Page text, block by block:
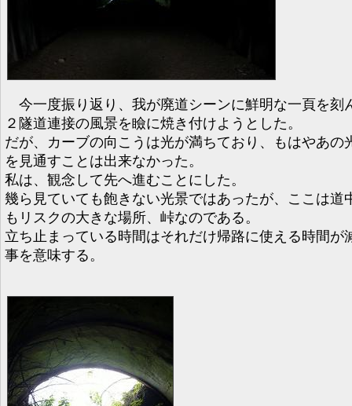
今一度振り返り、我が廃道シーンに鮮明な一頁を刻
２隧道連接の風景を瞼に焼き付けようとした。
だが、カーブの向こうは光が満ちており、もはやあの
を見通すことは出来なかった。
私は、観念して先へ進むことにした。
幾ら見ていても飽きない光景ではあったが、ここは道
もリスクの大きな場所、峠なのである。
立ち止まっている時間はそれだけ帰路に使える時間が
事を意味する。